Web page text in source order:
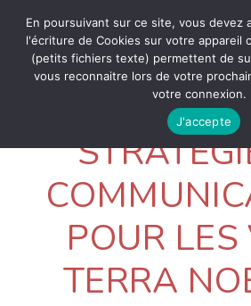
POUR
TERRA
En poursuivant sur ce site, vous devez
l'écriture de Cookies sur votre appareil
(petits fichiers texte) permettent de
vous reconnaitre lors de votre
votre connexion.
J'accepte